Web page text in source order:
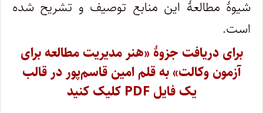
شیوۀ مطالعۀ این منابع توصیف و تشریح شده
است.
برای دریافت جزوۀ «هنر مدیریت مطالعه برای
آزمون وکالت» به قلم امین قاسم‌پور در قالب
یک فایل PDF کلیک کنید